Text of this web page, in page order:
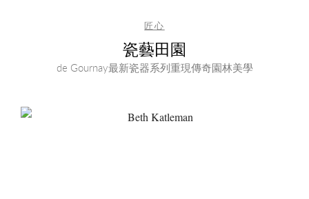
匠心
瓷藝田園
de Gournay最新瓷器系列重現傳奇園林美學